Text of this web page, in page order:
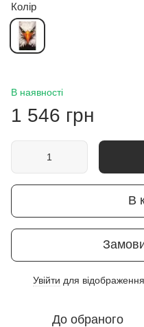
Колір
В наявності
1 546 грн
В
Увійти для
До обраного